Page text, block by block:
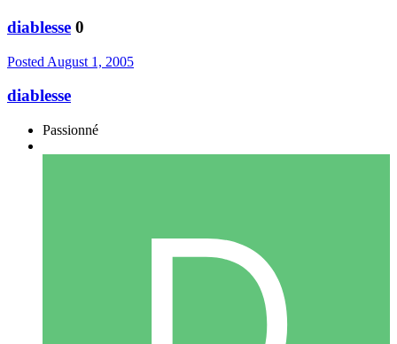
diablesse 0
Posted August 1, 2005
diablesse
Passionné